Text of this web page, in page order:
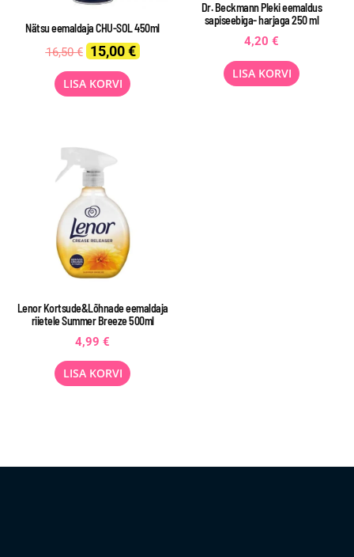
Nätsu eemaldaja CHU-SOL 450ml
16,50€ Original
price
was:
16,50 €.
15,00€ Current
price
LISA KORVI
Dr. Beckmann Pleki eemaldus
sapiseebiga- harjaga 250 ml
4,20 €
LISA KORVI
Lenor Kortsude&Lõhnade eemaldaja
riietele Summer Breeze 500ml
4,99 €
LISA KORVI